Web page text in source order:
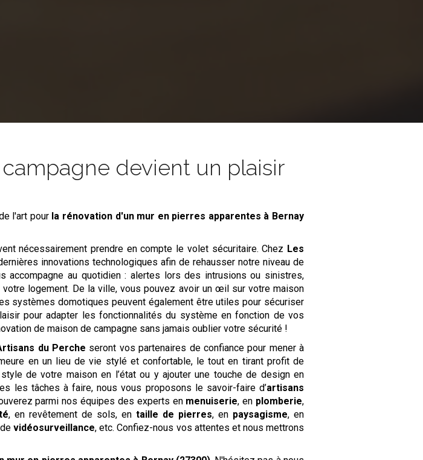
devient un plaisir
l'art pour la rénovation d'un mur en pierres apparentes à Bernay
nécessairement prendre en compte le volet sécuritaire. Chez Les
innovations technologiques afin de rehausser notre niveau de
accompagne au quotidien : alertes lors des intrusions ou sinistres,
logement. De la ville, vous pouvez avoir un œil sur votre maison
systèmes domotiques peuvent également être utiles pour sécuriser
pour adapter les fonctionnalités du système en fonction de vos
de maison de campagne sans jamais oublier votre sécurité !
du Perche seront vos partenaires de confiance pour mener à
en un lieu de vie stylé et confortable, le tout en tirant profit de
de votre maison en l’état ou y ajouter une touche de design en
les tâches à faire, nous vous proposons le savoir-faire d’artisans
parmi nos équipes des experts en menuiserie, en plomberie,
, en revêtement de sols, en taille de pierres, en paysagisme, en
vidéosurveillance, etc. Confiez-nous vos attentes et nous mettrons